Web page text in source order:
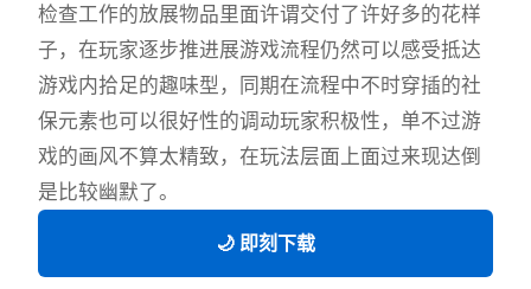
检查工作的放展物品里面许谓交付了许好多的花样
子，在玩家逐步推进展游戏流程仍然可以感受抵达
游戏内拾足的趣味型，同期在流程中不时穿插的社
保元素也可以很好性的调动玩家积极性，单不过游
戏的画风不算太精致，在玩法层面上面过来现达倒
是比较幽默了。
🌙 即刻下载